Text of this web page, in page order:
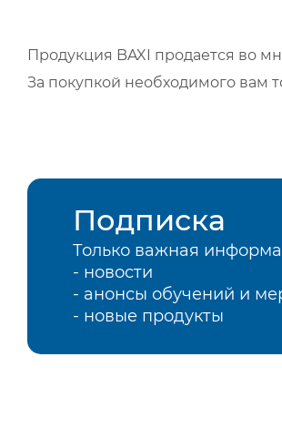
Продукция BAXI продается во
За покупкой необходимого
Подписка
Только важная
- новости
- анонсы обучений и
- новые продукты